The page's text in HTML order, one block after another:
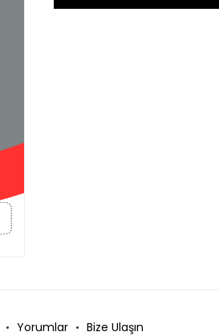
Yorumlar Bize Ulaşın